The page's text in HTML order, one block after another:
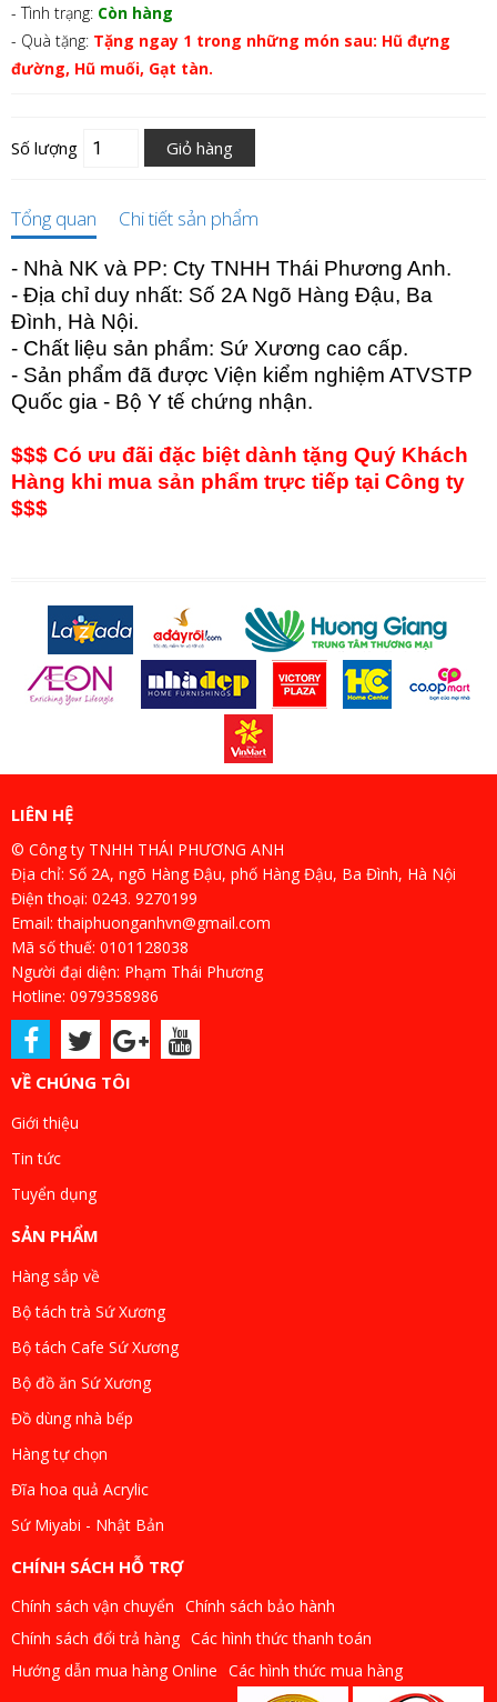
- Tình trạng: Còn hàng
- Quà tặng: Tặng ngay 1 trong những món sau: Hũ đựng
đường, Hũ muối, Gạt tàn.
Số lượng Giỏ hàng
Tổng quan Chi tiết sản phẩm
- Nhà NK và PP: Cty TNHH Thái Phương Anh.
- Địa chỉ duy nhất: Số 2A Ngõ Hàng Đậu, Ba
Đình, Hà Nội.
- Chất liệu sản phẩm: Sứ Xương cao cấp.
- Sản phẩm đã được Viện kiểm nghiệm ATVSTP
Quốc gia - Bộ Y tế chứng nhận.
$$$ Có ưu đãi đặc biệt dành tặng Quý Khách
Hàng khi mua sản phẩm trực tiếp tại Công ty
$$$
LIÊN HỆ
© Công ty TNHH THÁI PHƯƠNG ANH
Địa chỉ: Số 2A, ngõ Hàng Đậu, phố Hàng Đậu, Ba Đình, Hà Nội
Điện thoại: 0243. 9270199
Email: thaiphuonganhvn@gmail.com
Mã số thuế: 0101128038
Người đại diện: Phạm Thái Phương
Hotline: 0979358986
VỀ CHÚNG TÔI
Giới thiệu
Tin tức
Tuyển dụng
SẢN PHẨM
Hàng sắp về
Bộ tách trà Sứ Xương
Bộ tách Cafe Sứ Xương
Bộ đồ ăn Sứ Xương
Đồ dùng nhà bếp
Hàng tự chọn
Đĩa hoa quả Acrylic
Sứ Miyabi - Nhật Bản
CHÍNH SÁCH HỖ TRỢ
Chính sách vận chuyển Chính sách bảo hành
Chính sách đổi trả hàng Các hình thức thanh toán
Hướng dẫn mua hàng Online Các hình thức mua hàng